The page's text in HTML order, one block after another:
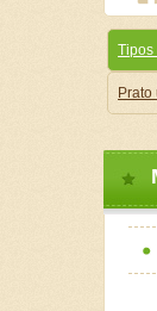
Tipos
Prato